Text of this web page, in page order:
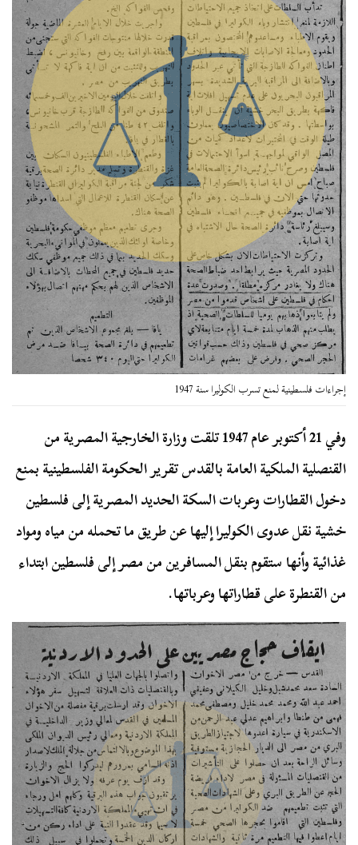
إجراءات فلسطينية لمنع تسرب الكوليرا سنة 1947
وفي 21 أكتوبر عام 1947 تلقت وزارة الخارجية المصرية من
القنصلية الملكية العامة بالقدس تقرير الحكومة الفلسطينية بمنع
دخول القطارات وعربات السكة الحديد المصرية إلى فلسطين
خشية نقل عدوى الكوليرا إليها عن طريق ما تحمله من مياه ومواد
غذائية وأنها ستقوم بنقل المسافرين من مصر إلى فلسطين ابتداء
من القنطرة على قطاراتها وعرباتها.